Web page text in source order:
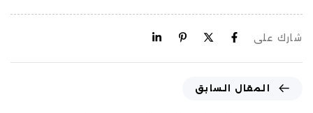
شارك على
المقال السابق